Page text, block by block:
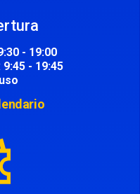
- 19:00
9:45 - 19:45